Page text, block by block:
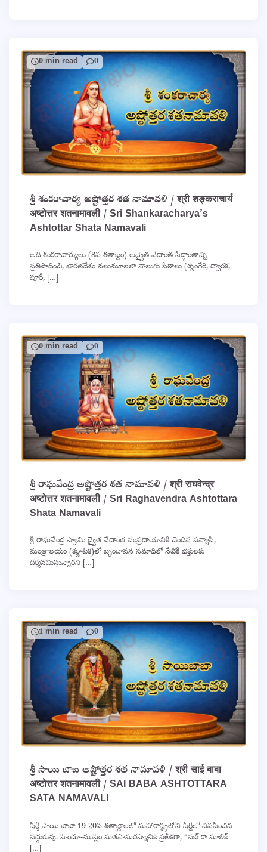
0 min read 0
శ్రీ శంకరాచార్య అష్టోత్తర శత నామావళి / श्री शङ्कराचार्य
अष्टोत्तर शतनामावली / Sri Shankaracharya’s
Ashtottar Shata Namavali
ఆది శంకరాచార్యులు (8వ శతాబ్దం) అద్వైత వేదాంత సిద్ధాంతాన్ని
ప్రతిపాదించి, భారతదేశం నలుమూలలా నాలుగు పీఠాలు (శృంగేరి, ద్వారక,
పూరీ, […]
0 min read 0
శ్రీ రాఘవేంద్ర అష్టోత్తర శత నామావళి / श्री राघवेन्द्र
अष्टोत्तर शतनामावली / Sri Raghavendra Ashtottara
Shata Namavali
శ్రీ రాఘవేంద్ర స్వామి ద్వైత వేదాంత సంప్రదాయానికి చెందిన సన్యాసి,
మంత్రాలయం (కర్ణాటక)లో బృందావన సమాధిలో నేటికీ భక్తులకు
దర్శనమిస్తున్నారని […]
1 min read 0
శ్రీ సాయి బాబ అష్టోత్తర శత నామావళి / श्री साई बाबा
अष्टोत्तर शतनामावली / SAI BABA ASHTOTTARA
SATA NAMAVALI
షిర్డీ సాయి బాబా 19-20వ శతాబ్దాలలో మహారాష్ట్రలోని షిర్డీలో నివసించిన
సద్గురువు. హిందూ-ముస్లిం మతసామరస్యానికి ప్రతీకగా, “సబ్ కా మాలిక్
[…]